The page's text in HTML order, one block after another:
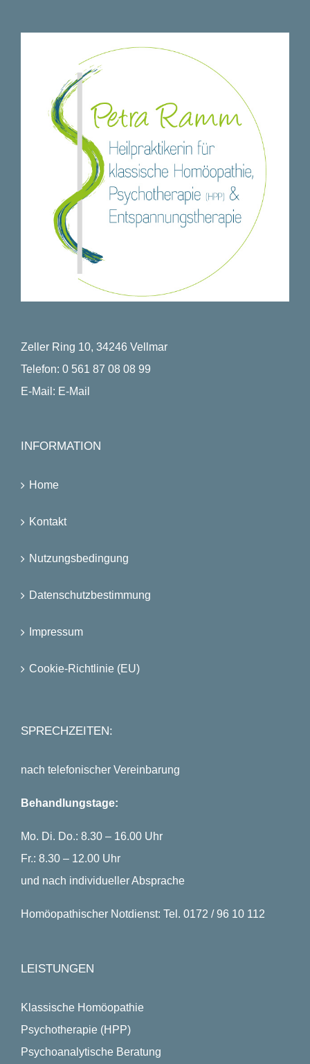
Zeller Ring 10, 34246 Vellmar
Telefon: 0 561 87 08 08 99
E-Mail: E-Mail
INFORMATION
Home
Kontakt
Nutzungsbedingung
Datenschutzbestimmung
Impressum
Cookie-Richtlinie (EU)
SPRECHZEITEN:
nach telefonischer Vereinbarung
Behandlungstage:
Mo. Di. Do.: 8.30 – 16.00 Uhr
Fr.: 8.30 – 12.00 Uhr
und nach individueller Absprache
Homöopathischer Notdienst: Tel. 0172 / 96 10 112
LEISTUNGEN
Klassische Homöopathie
Psychotherapie (HPP)
Psychoanalytische Beratung